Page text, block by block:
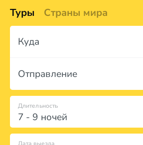
Туры Страны мира
Куда
Отправление
7 - 9 ночей
Длительность